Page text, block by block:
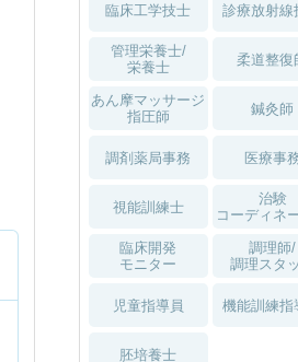
臨床工学技士 診療放射線
管理栄養士/
栄養士
柔道整復
あん摩マッサージ
指圧師
鍼灸師
調剤薬局事務 医療事
視能訓練士
治験
コーディネ
臨床開発
モニター
調理師/
調理スタ
児童指導員 機能訓練指
胚培養士